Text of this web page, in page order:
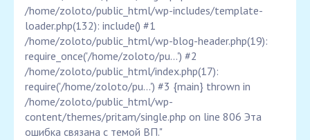
/home/zoloto/public_html/wp-includes/template-
loader.php(132): include() #1
/home/zoloto/public_html/wp-blog-header.php(19):
require_once('/home/zoloto/pu...') #2
/home/zoloto/public_html/index.php(17):
require('/home/zoloto/pu...') #3 {main} thrown in
/home/zoloto/public_html/wp-
content/themes/pritam/single.php on line 806 Эта
ошибка связана с темой ВП."